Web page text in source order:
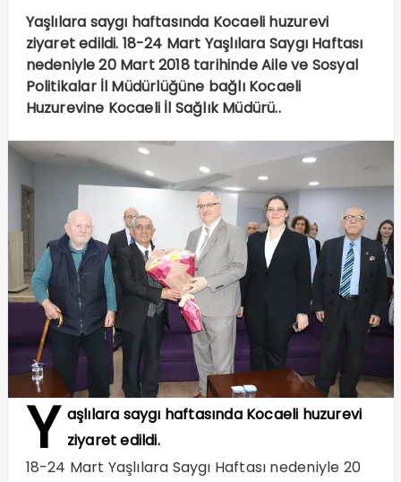
Yaşlılara saygı haftasında Kocaeli huzurevi
ziyaret edildi. 18-24 Mart Yaşlılara Saygı Haftası
nedeniyle 20 Mart 2018 tarihinde Aile ve Sosyal
Politikalar İl Müdürlüğüne bağlı Kocaeli
Huzurevine Kocaeli İl Sağlık Müdürü..
Y aşlılara saygı haftasında Kocaeli huzurevi
ziyaret edildi.
18-24 Mart Yaşlılara Saygı Haftası nedeniyle 20